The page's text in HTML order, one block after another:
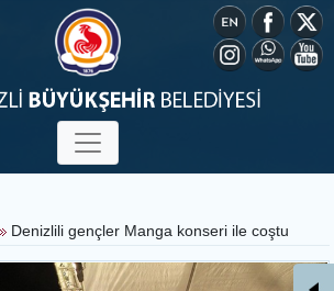
Denizlili gençler Manga konseri ile coştu